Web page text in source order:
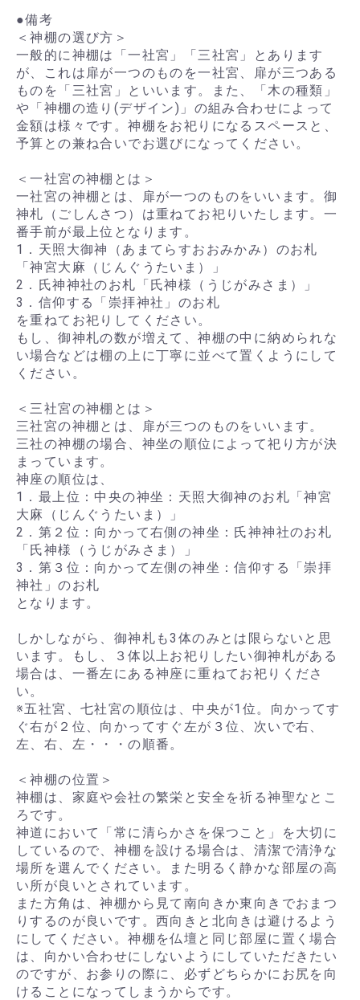
●備考
＜神棚の選び方＞
一般的に神棚は「一社宮」「三社宮」とあります
が、これは扉が一つのものを一社宮、扉が三つある
ものを「三社宮」といいます。また、「木の種類」
や「神棚の造り(デザイン)」の組み合わせによって
金額は様々です。神棚をお祀りになるスペースと、
予算との兼ね合いでお選びになってください。
＜一社宮の神棚とは＞
一社宮の神棚とは、扉が一つのものをいいます。御
神札（ごしんさつ）は重ねてお祀りいたします。一
番手前が最上位となります。
1．天照大御神（あまてらすおおみかみ）のお札
「神宮大麻（じんぐうたいま）」
2．氏神神社のお札「氏神様（うじがみさま）」
3．信仰する「崇拝神社」のお札
を重ねてお祀りしてください。
もし、御神札の数が増えて、神棚の中に納められな
い場合などは棚の上に丁寧に並べて置くようにして
ください。
＜三社宮の神棚とは＞
三社宮の神棚とは、扉が三つのものをいいます。
三社の神棚の場合、神坐の順位によって祀り方が決
まっています。
神座の順位は、
1．最上位：中央の神坐：天照大御神のお札「神宮
大麻（じんぐうたいま）」
2．第２位：向かって右側の神坐：氏神神社のお札
「氏神様（うじがみさま）」
3．第３位：向かって左側の神坐：信仰する「崇拝
神社」のお札
となります。
しかしながら、御神札も3体のみとは限らないと思
います。もし、３体以上お祀りしたい御神札がある
場合は、一番左にある神座に重ねてお祀りくださ
い。
※五社宮、七社宮の順位は、中央が1位。向かってす
ぐ右が２位、向かってすぐ左が３位、次いで右、
左、右、左・・・の順番。
＜神棚の位置＞
神棚は、家庭や会社の繁栄と安全を祈る神聖なとこ
ろです。
神道において「常に清らかさを保つこと」を大切に
しているので、神棚を設ける場合は、清潔で清浄な
場所を選んでください。また明るく静かな部屋の高
い所が良いとされています。
また方角は、神棚から見て南向きか東向きでおまつ
りするのが良いです。西向きと北向きは避けるよう
にしてください。神棚を仏壇と同じ部屋に置く場合
は、向かい合わせにしないようにしていただきたい
のですが、お参りの際に、必ずどちらかにお尻を向
けることになってしまうからです。